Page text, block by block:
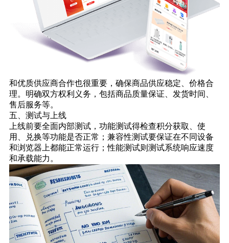
和优质供应商合作也很重要，确保商品供应稳定、价格合
理。明确双方权利义务，包括商品质量保证、发货时间、
售后服务等。
五、测试与上线
上线前要全面内部测试，功能测试得检查积分获取、使
用、兑换等功能是否正常；兼容性测试要保证在不同设备
和浏览器上都能正常运行；性能测试则测试系统响应速度
和承载能力。